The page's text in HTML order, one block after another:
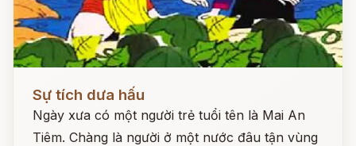
Sự tích dưa hấu
Ngày xưa có một người trẻ tuổi tên là Mai An
Tiêm. Chàng là người ở một nước đâu tận vùng